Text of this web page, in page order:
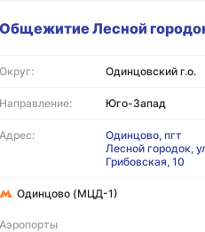
Общежитие Лесной
Округ: Одинцовский г.о.
Направление: Юго-Запад
Адрес:
Одинцово, пгт
Лесной городок,
Грибовская, 10
Одинцово (МЦД-1)
Аэропорты